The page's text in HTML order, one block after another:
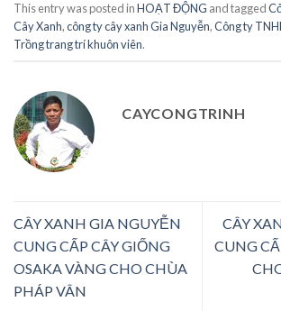
This entry was posted inHOẠT ĐỘNG and tagged
Cây Xanh,công ty cây xanh Gia Nguyễn,Công ty
Trồng trang trí khuôn viên.
CAYCONGTRINH
CÂY XANH GIA NGUYỄN
CUNG CẤP CÂY GIỐNG
OSAKA VÀNG CHO CHÙA
PHÁP VÂN
CÂY
CUNG